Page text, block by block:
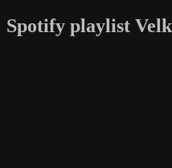
Spotify playlist